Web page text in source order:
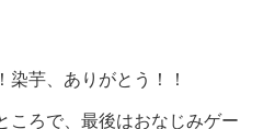
芋、ありがとう！！
ころで、最後はおなじみゲー